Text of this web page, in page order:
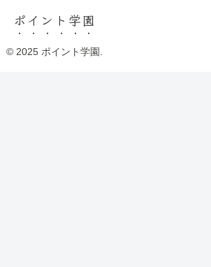
ポイント学園
© 2025 ポイント学園.